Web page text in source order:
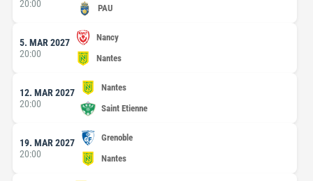
20:00 PAU
5. MAR 2027
20:00
Nancy
Nantes
12. MAR 2027
20:00
Nantes
Saint Etienne
19. MAR 2027
20:00
Grenoble
Nantes